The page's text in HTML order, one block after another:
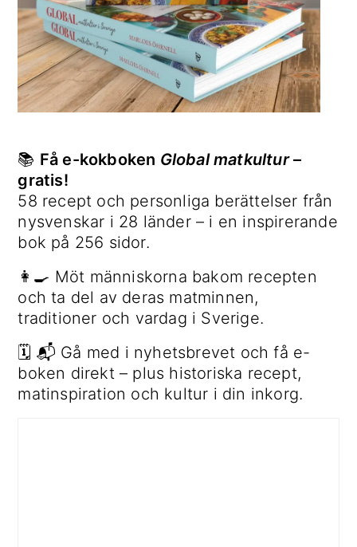
📚 Få e-kokboken Global matkultur–
gratis!
58 recept och personliga berättelser från
nysvenskar i 28 länder – i en inspirerande
bok på 256 sidor.
👩‍🍳 Möt människorna bakom recepten
och ta del av deras matminnen,
traditioner och vardag i Sverige.
🗓 📬 Gå med i nyhetsbrevet och få e-
boken direkt – plus historiska recept,
matinspiration och kultur i din inkorg.